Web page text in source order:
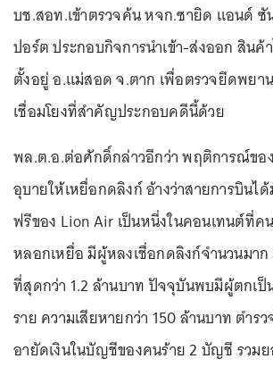
บช.สอท.เข้าตรวจค้น หจก.ซายิด แอนด์ ซั
ปอร์ต ประกอบกิจการนำเข้า-ส่งออก สินค้
ตั้งอยู่ อ.แม่สอด จ.ตาก เพื่อตรวจยึดพยา
เชื่อมโยงที่สำคัญประกอบคดีนี้ด้วย
พล.ต.อ.ต่อศักดิ์กล่าวอีกว่า พฤติการณ์ขอ
อุบายให้เหยื่อกดลิงก์ อ้างว่าสายการบินไ
ฟรีของ Lion Air เป็นหนึ่งในคอนเทนต์ที่ค
หลอกเหยื่อ มีผู้หลงเชื่อกดลิงก์จำนวนมา
ที่สุดกว่า 1.2 ล้านบาท ปัจจุบันพบมีผู้ตกเป็
ราย ความเสียหายกว่า 150 ล้านบาท ตำรว
อายัดเงินในบัญชีของคนร้าย 2 บัญชี รวม